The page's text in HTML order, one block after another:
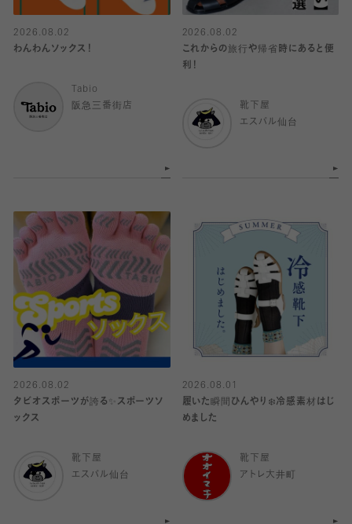
2026.08.02
わんわんソックス！
Tabio
阪急三番街店
2026.08.02
これからの旅行や帰省時にあると便
利！
靴下屋
エスパル仙台
2026.08.02
タビオスポーツが誇る✨スポーツソ
ックス
靴下屋
エスパル仙台
2026.08.01
履いた瞬間ひんやり❄️冷感素材はじ
めました
靴下屋
アトレ大井町